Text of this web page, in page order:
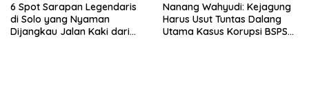
6 Spot Sarapan Legendaris
di Solo yang Nyaman
Dijangkau Jalan Kaki dari
Nanang Wahyudi: Kejagung
Harus Usut Tuntas Dalang
Utama Kasus Korupsi BSPS